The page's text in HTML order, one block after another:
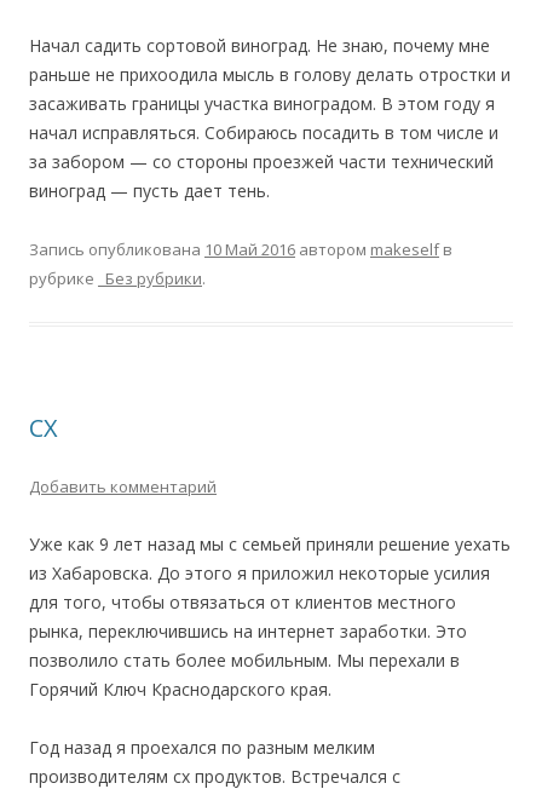
Начал садить сортовой виноград. Не знаю, почему мне
раньше не прихоодила мысль в голову делать отростки и
засаживать границы участка виноградом. В этом году я
начал исправляться. Собираюсь посадить в том числе и
за забором — со стороны проезжей части технический
виноград — пусть дает тень.
Запись опубликована 10 Май 2016 автором makeselfв
рубрике
_Без рубрики.
СХ
Добавить комментарий
Уже как 9 лет назад мы с семьей приняли решение уехать
из Хабаровска. До этого я приложил некоторые усилия
для того, чтобы отвязаться от клиентов местного
рынка, переключившись на интернет заработки. Это
позволило стать более мобильным. Мы перехали в
Горячий Ключ Краснодарского края.
Год назад я проехался по разным мелким
производителям сх продуктов. Встречался с